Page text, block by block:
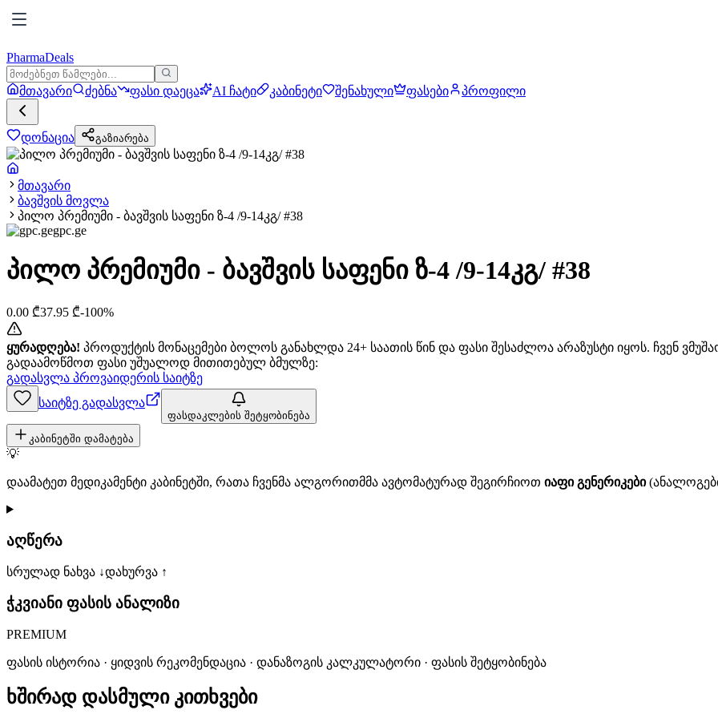
PharmaDeals
მთავარი ძებნა ფასი დაეცა AI ჩატი კაბინეტი შენახული ფასები პროფილი
დონაცია გაზიარება
მთავარი
ბავშვის მოვლა
პილო პრემიუმი - ბავშვის საფენი ზ-4 /9-14კგ/ #38
gpc.ge
პილო პრემიუმი - ბავშვის საფენი ზ-4 /9-14კგ/ #38
0.00 ₾37.95 ₾-100%
ყურადღება! პროდუქტის მონაცემები ბოლოს განახლდა 24+ საათის წინ და ფასი შესაძლოა არაზუსტი იყოს. ჩვენ
გადაამოწმოთ ფასი უშუალოდ მითითებულ ბმულზე:
გადასვლა პროვაიდერის საიტზე
საიტზე გადასვლა
ფასდაკლების შეტყობინება
კაბინეტში დამატება
💡
დაამატეთ მედიკამენტი კაბინეტში, რათა ჩვენმა ალგორითმმა ავტომატურად შეგირჩიოთ იაფი გენერიკები
აღწერა
სრულად ნახვა ↓დახურვა ↑
ჭკვიანი ფასის ანალიზი
PREMIUM
ფასის ისტორია · ყიდვის რეკომენდაცია · დანაზოგის კალკულატორი · ფასის შეტყობინება
ხშირად დასმული კითხვები